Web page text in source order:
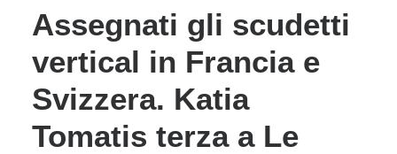
Assegnati gli scudetti
vertical in Francia e
Svizzera. Katia
Tomatis terza a Le